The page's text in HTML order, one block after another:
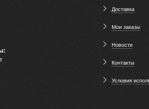
Доставка
Мои заказы
Новости
Контакты
Условия